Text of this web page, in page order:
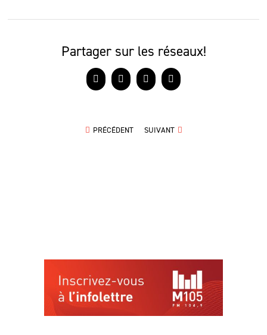
Partager sur les réseaux!
Facebook
X LinkedInCourriel
PRÉCÉDENT SUIVANT